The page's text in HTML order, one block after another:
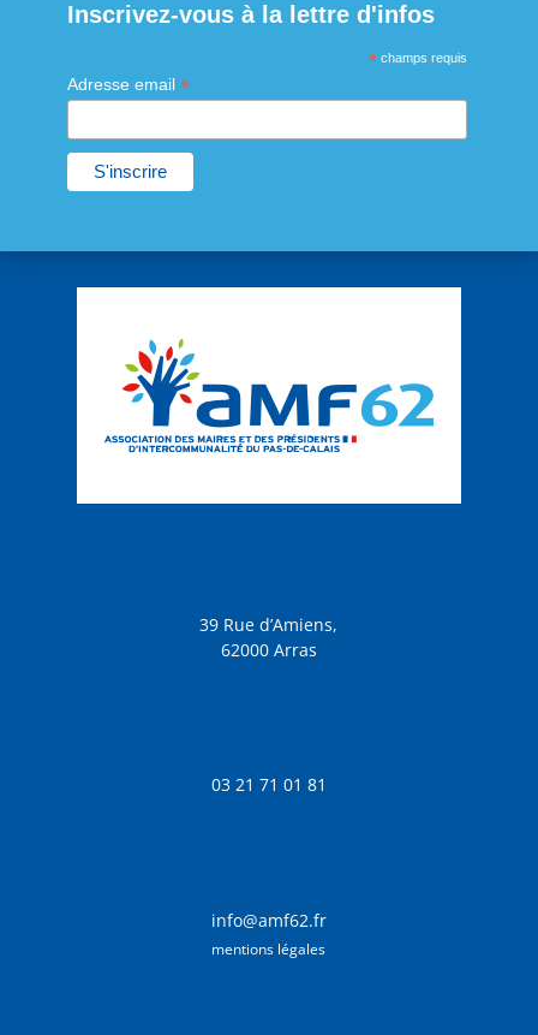
Inscrivez-vous à la lettre d'infos
* champs requis
Adresse email *
39 Rue d’Amiens,
62000 Arras
03 21 71 01 81
info@amf62.fr
mentions légales